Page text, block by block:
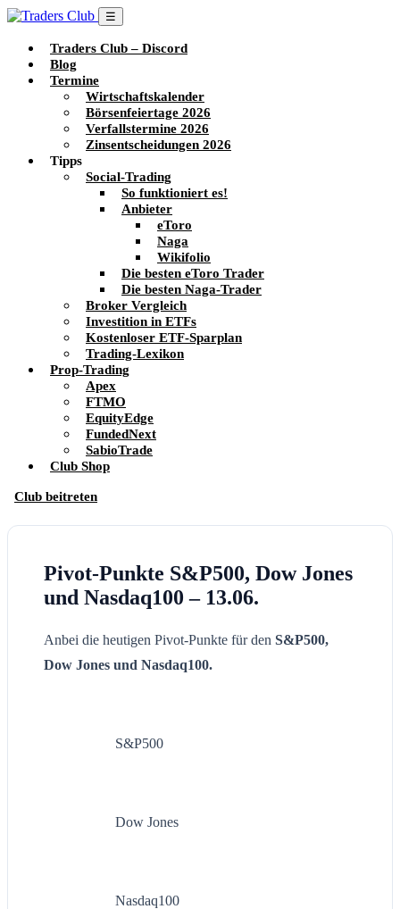
☰
Traders Club – Discord
Blog
Termine
Wirtschaftskalender
Börsenfeiertage 2026
Verfallstermine 2026
Zinsentscheidungen 2026
Tipps
Social-Trading
So funktioniert es!
Anbieter
eToro
Naga
Wikifolio
Die besten eToro Trader
Die besten Naga-Trader
Broker Vergleich
Investition in ETFs
Kostenloser ETF-Sparplan
Trading-Lexikon
Prop-Trading
Apex
FTMO
EquityEdge
FundedNext
SabioTrade
Club Shop
Club beitreten
Pivot-Punkte S&P500, Dow Jones
und Nasdaq100 – 13.06.
Anbei die heutigen Pivot-Punkte für den S&P500,
Dow Jones und Nasdaq100.
S&P500
Dow Jones
Nasdaq100